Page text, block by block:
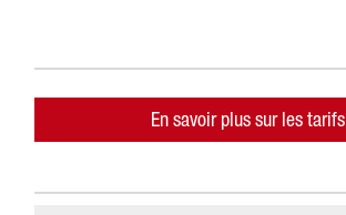
En savoir plus sur les tarifs